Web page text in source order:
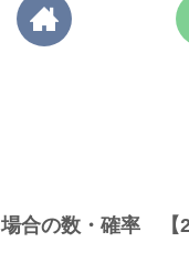
場合の数・確率 【